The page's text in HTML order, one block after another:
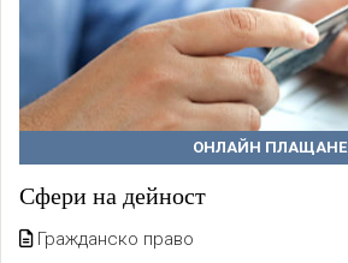
ОНЛАЙН ПЛАЩАНЕ
Сфери на дейност
Гражданско право